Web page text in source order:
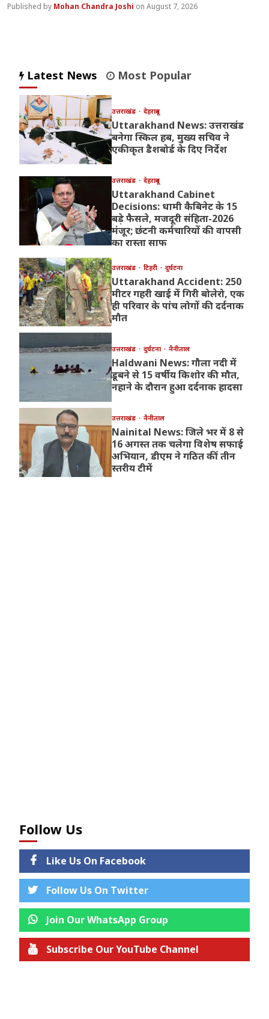
Mohan Chandra Joshi August 7, 2026
Latest News Most Popular
उत्तराखंड देहरादून
Uttarakhand News: उत्तराखंड
बनेगा स्किल हब, मुख्य सचिव ने
एकीकृत डैशबोर्ड के दिए निर्देश
उत्तराखंड देहरादून
Uttarakhand Cabinet
Decisions: धामी कैबिनेट के 15
बड़े फैसले, मजदूरी संहिता-2026
मंजूर; छंटनी कर्मचारियों की वापसी
का रास्ता साफ
उत्तराखंड टिहरी दुर्घटना
Uttarakhand Accident: 250
मीटर गहरी खाई में गिरी बोलेरो, एक
ही परिवार के पांच लोगों की दर्दनाक
मौत
उत्तराखंड दुर्घटना नैनीताल
Haldwani News: गौला नदी में
डूबने से 15 वर्षीय किशोर की मौत,
नहाने के दौरान हुआ दर्दनाक हादसा
उत्तराखंड नैनीताल
Nainital News: जिले भर में 8 से
16 अगस्त तक चलेगा विशेष सफाई
अभियान, डीएम ने गठित कीं तीन
स्तरीय टीमें
Follow Us
Like Us On Facebook
Follow Us On Twitter
Join Our WhatsApp Group
Subscribe Our YouTube Channel